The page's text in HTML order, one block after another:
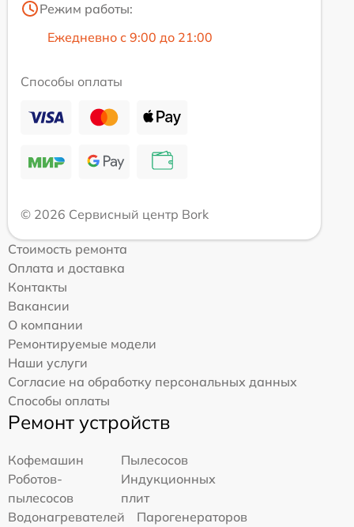
Режим работы:
Ежедневно с 9:00 до 21:00
Способы оплаты
© 2026 Сервисный центр Bork
Стоимость ремонта
Оплата и доставка
Контакты
Вакансии
О компании
Ремонтируемые модели
Наши услуги
Согласие на обработку персональных данных
Способы оплаты
Ремонт устройств
Кофемашин
Пылесосов
Роботов-
пылесосов
Индукционных
плит
Водонагревателей
Парогенераторов